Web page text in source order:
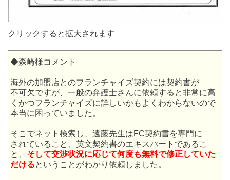
クリックすると拡大されます
◆森崎様コメント
海外の加盟店とのフランチャイズ契約には契約書が
不可欠ですが、一般の弁護士さんに依頼すると非常に高
くかつフランチャイズに詳しいかもよくわからないので
本当に困っていました。
そこでネット検索し、遠藤先生はFC契約書を専門に
されていること、英文契約書のエキスパートであるこ
と、 そして交渉状況に応じて何度も無料で修正していた
だけるということがわかり依頼しました。